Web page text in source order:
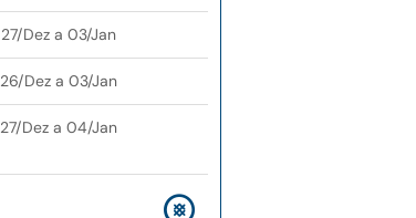
27/Dez a 03/Jan
26/Dez a 03/Jan
27/Dez a 04/Jan